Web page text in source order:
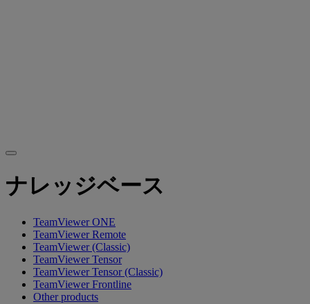
ナレッジベース
TeamViewer ONE
TeamViewer Remote
TeamViewer (Classic)
TeamViewer Tensor
TeamViewer Tensor (Classic)
TeamViewer Frontline
Other products